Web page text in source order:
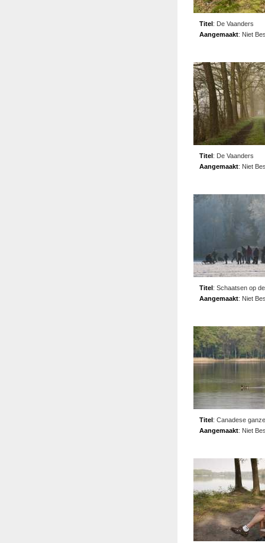
Titel: De Vaanders
Aangemaakt: Niet
Titel: De Vaanders
Aangemaakt: Niet
Titel: Schaatsen op
Aangemaakt: Niet
Titel: Canadese
Aangemaakt: Niet